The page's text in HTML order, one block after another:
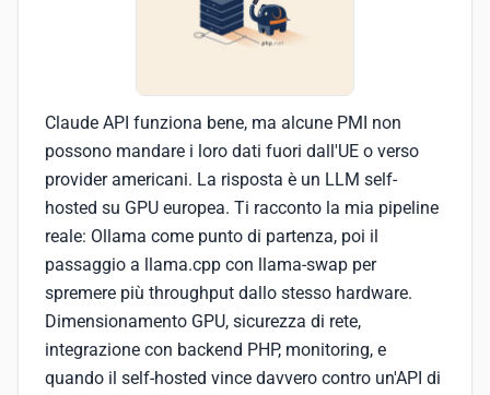
Claude API funziona bene, ma alcune PMI non
possono mandare i loro dati fuori dall'UE o verso
provider americani. La risposta è un LLM self-
hosted su GPU europea. Ti racconto la mia pipeline
reale: Ollama come punto di partenza, poi il
passaggio a llama.cpp con llama-swap per
spremere più throughput dallo stesso hardware.
Dimensionamento GPU, sicurezza di rete,
integrazione con backend PHP, monitoring, e
quando il self-hosted vince davvero contro un'API di